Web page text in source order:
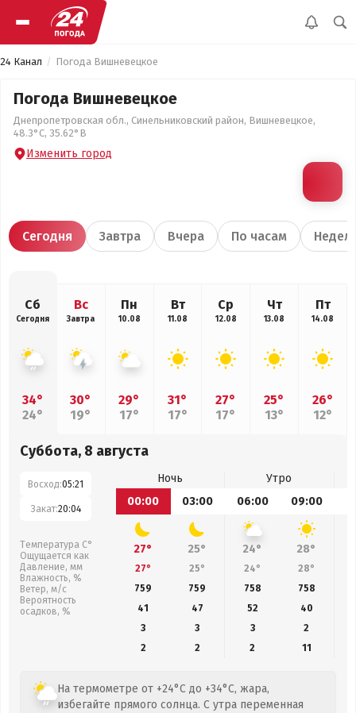
24 Канал Погода Вишневецкое
Погода Вишневецкое
Днепропетровская обл., Синельниковский район, Вишневецкое,
48.3°С, 35.62°В
Изменить город
Сегодня Завтра Вчера По часам
Сб
Сегодня
34°
24°
Вс
Завтра
30°
19°
Пн
10.08
29°
17°
Вт
11.08
31°
17°
Ср
12.08
27°
17°
Чт
13.08
25°
13°
Пт
14.08
26°
12°
Суббота, 8 августа
Восход:05:21
Закат:20:04
Температура С°
Ощущается как
Давление, мм
Влажность, %
Ветер, м/с
Вероятность
осадков, %
Ночь
Утро
00:00
03:00 06:00 09:00
27° 25° 24° 28°
27° 25° 24° 28°
759
759 758 758
41
47 52
40
3
3 3
2
2
2 2 11
На термометре от +24°C до +34°C, жара,
избегайте прямого солнца. С утра переменная